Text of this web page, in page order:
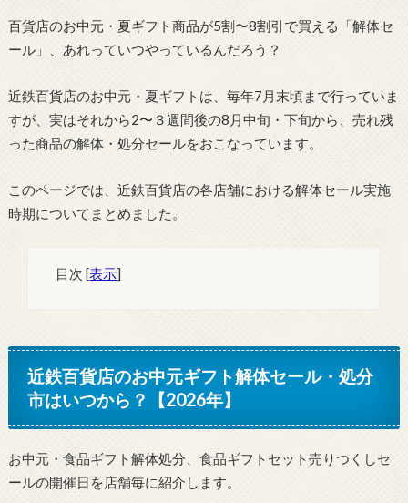
百貨店のお中元・夏ギフト商品が5割〜8割引で買える「解体セ
ール」、あれっていつやっているんだろう？
近鉄百貨店のお中元・夏ギフトは、毎年7月末頃まで行っていま
すが、実はそれから2〜３週間後の8月中旬・下旬から、売れ残
った商品の解体・処分セールをおこなっています。
このページでは、近鉄百貨店の各店舗における解体セール実施
時期についてまとめました。
目次 [表示]
近鉄百貨店のお中元ギフト解体セール・処分
市はいつから？【2026年】
お中元・食品ギフト解体処分、食品ギフトセット売りつくしセ
ールの開催日を店舗毎に紹介します。